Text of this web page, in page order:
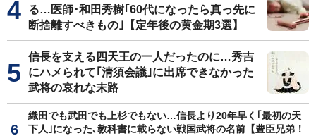
る…医師･和田秀樹｢60代になったら真っ先に
断捨離すべきもの｣【定年後の黄金期3選】
信長を支える四天王の一人だったのに…秀吉
にハメられて｢清須会議｣に出席できなかった
武将の哀れな末路
織田でも武田でも上杉でもない…信長より20年早く｢最初の天
下人｣になった､教科書に載らない戦国武将の名前【豊臣兄弟！